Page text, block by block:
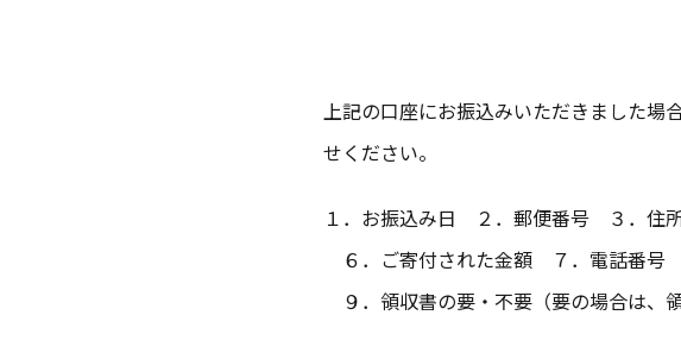
上記の口座にお振込みいただきました場
せください。
１．お振込み日 ２．郵便番号 ３．住
６．ご寄付された金額 ７．電話番号
９．領収書の要・不要（要の場合は、領